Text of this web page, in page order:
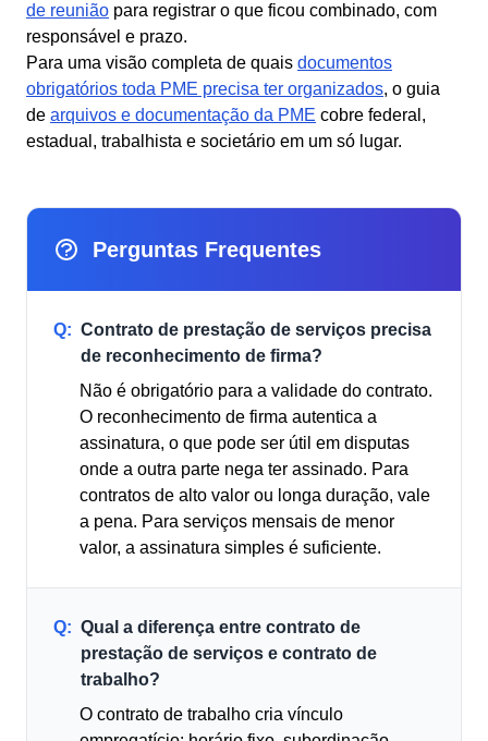
de reunião para registrar o que ficou combinado, com
responsável e prazo.
Para uma visão completa de quais documentos
obrigatórios toda PME precisa ter organizados, o guia
de arquivos e documentação da PME cobre federal,
estadual, trabalhista e societário em um só lugar.
Perguntas Frequentes
Q: Contrato de prestação de serviços precisa
de reconhecimento de firma?
Não é obrigatório para a validade do contrato.
O reconhecimento de firma autentica a
assinatura, o que pode ser útil em disputas
onde a outra parte nega ter assinado. Para
contratos de alto valor ou longa duração, vale
a pena. Para serviços mensais de menor
valor, a assinatura simples é suficiente.
Q: Qual a diferença entre contrato de
prestação de serviços e contrato de
trabalho?
O contrato de trabalho cria vínculo